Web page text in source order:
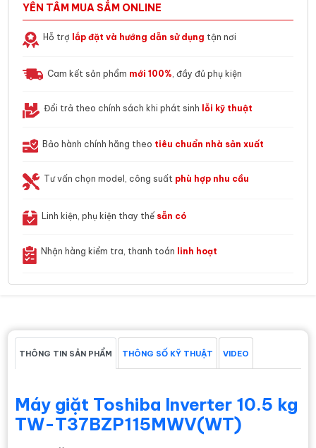
YÊN TÂM MUA SẮM ONLINE
Hỗ trợ lắp đặt và hướng dẫn sử dụng tận nơi
Cam kết sản phẩm mới 100% , đầy đủ phụ kiện
Đổi trả theo chính sách khi phát sinh lỗi kỹ thuật
Bảo hành chính hãng theo tiêu chuẩn nhà sản xuất
Tư vấn chọn model, công suất phù hợp nhu cầu
Linh kiện, phụ kiện thay thế sẵn có
Nhận hàng kiểm tra, thanh toán linh hoạt
THÔNG TIN SẢN PHẨM THÔNG SỐ KỸ THUẬT VIDEO
Máy giặt Toshiba Inverter 10.5 kg
TW-T37BZP115MWV(WT)